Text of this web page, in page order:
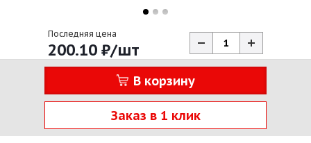
Последняя цена
200.10 ₽/шт
В корзину
Заказ в 1 клик